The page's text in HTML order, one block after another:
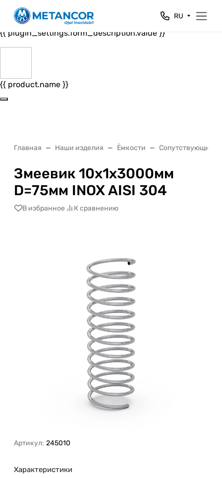
Close
{{ plugin_settings.form_header.value }}
{{ plugin_settings.form_description.value }}
{{ product.name }}
RU
Главная Наши изделия Ёмкости Сопутствующие
Змеевик 10x1x3000мм
D=75мм INOX AISI 304
В избранное К сравнению
Артикул: 245010
Характеристики